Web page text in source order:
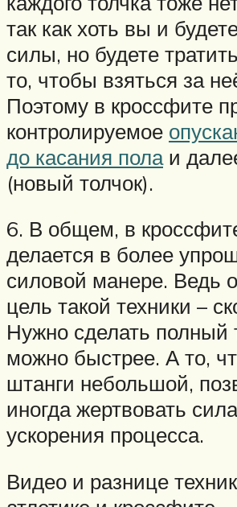
так как хоть вы и
силы, но будете
то, чтобы взяться за
Поэтому в кроссфите
контролируемое
до касания полаи
(новый толчок).
6. В общем, в
делается в более
силовой манере. Ведь
цель такой техники –
Нужно сделать полный
можно быстрее. А то,
штанги небольшой,
иногда жертвовать
ускорения процесса.
Видео и разнице